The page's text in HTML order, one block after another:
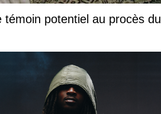
potentiel au procès du